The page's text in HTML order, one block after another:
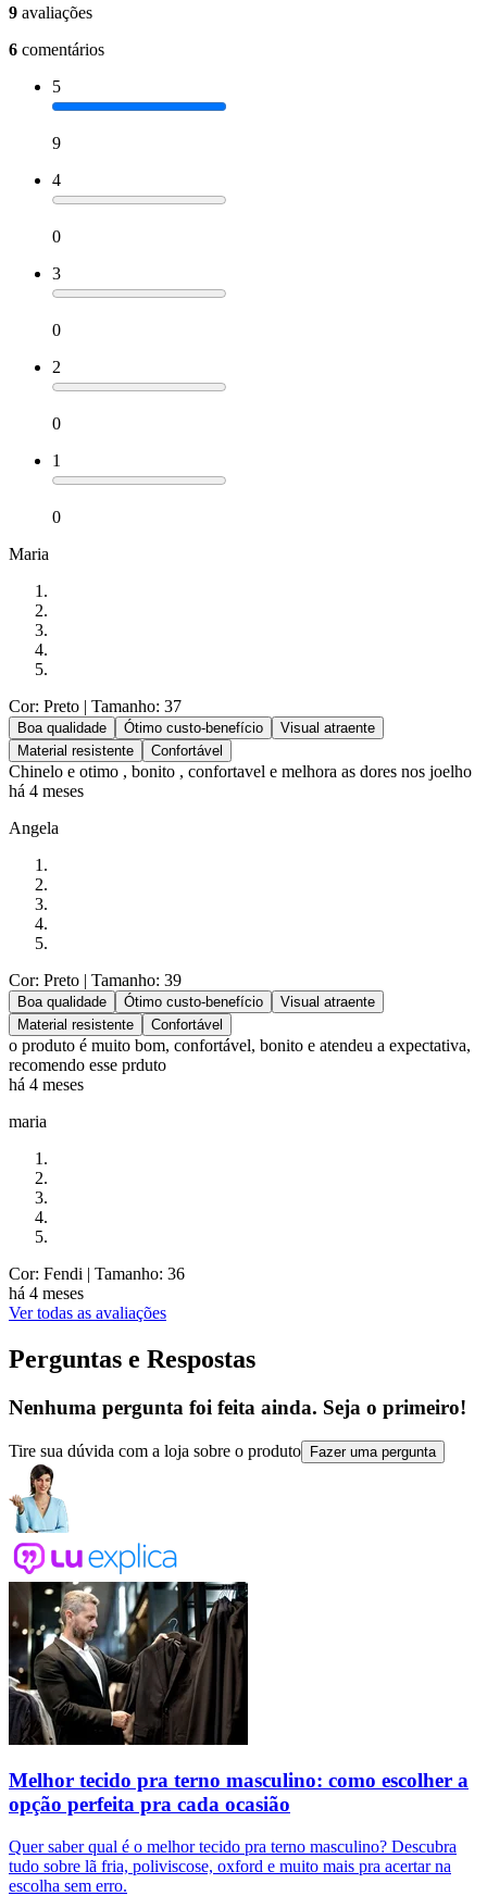
9 avaliações
6 comentários
5
9
4
0
3
0
2
0
1
0
Maria
Cor: Preto | Tamanho: 37
Boa qualidade Ótimo custo-benefício
Visual atraente
Material resistente
Confortável
Chinelo e otimo , bonito , confortavel e melhora as dores nos joelho
há 4 meses
Angela
Cor: Preto | Tamanho: 39
Boa qualidade Ótimo custo-benefício
Visual atraente
Material resistente
Confortável
o produto é muito bom, confortável, bonito e atendeu a expectativa,
recomendo esse prduto
há 4 meses
maria
Cor: Fendi | Tamanho: 36
há 4 meses
Ver todas as avaliações
Perguntas e Respostas
Nenhuma pergunta foi feita ainda. Seja o primeiro!
Tire sua dúvida com a loja sobre o produto Fazer uma pergunta
Melhor tecido pra terno masculino: como escolher a
opção perfeita pra cada ocasião
Quer saber qual é o melhor tecido pra terno masculino? Descubra
tudo sobre lã fria, poliviscose, oxford e muito mais pra acertar na
escolha sem erro.